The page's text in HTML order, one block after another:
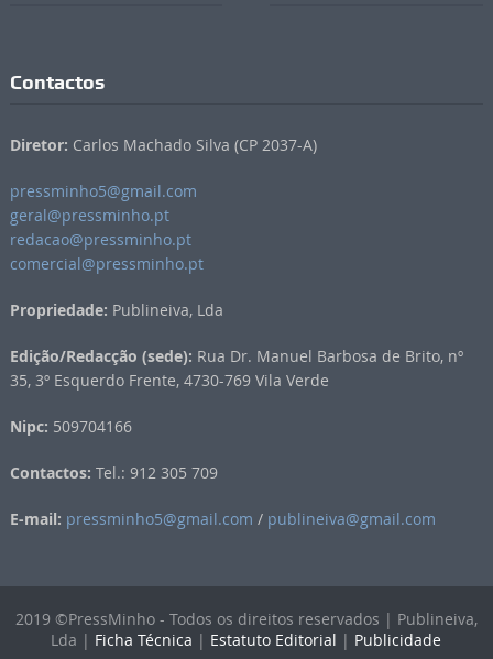
Contactos
Diretor: Carlos Machado Silva (CP 2037-A)
pressminho5@gmail.com
geral@pressminho.pt
redacao@pressminho.pt
comercial@pressminho.pt
Propriedade: Publineiva, Lda
Edição/Redacção (sede): Rua Dr. Manuel Barbosa de Brito, nº
35, 3º Esquerdo Frente, 4730-769 Vila Verde
Nipc: 509704166
Contactos: Tel.: 912 305 709
E-mail: pressminho5@gmail.com / publineiva@gmail.com
2019 ©PressMinho - Todos os direitos reservados | Publineiva,
Lda | Ficha Técnica | Estatuto Editorial | Publicidade